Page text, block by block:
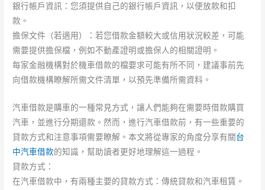
銀行帳戶資訊：您須提供自己的銀行帳戶資訊，以便放款和扣
款。
擔保文件（若適用）：若您借款金額較大或信用狀況較差，可能
需要提供擔保檔，例如不動產證明或擔保人的相關證明。
每家金融機構對於機車借款的檔要求可能有所不同，建議事前先
向借款機構瞭解所需文件清單，以預先準備所需資料。
汽車借款是購車的一種常見方式，讓人們能夠在需要時借款購買
汽車，並進行分期還款。然而，進行汽車借款前，有一些重要的
貸款方式和注意事項需要瞭解。本文將從專家的角度分享有關台
中汽車借款的知識，幫助讀者更好地理解這一過程。
貸款方式：
在汽車借款中，有兩種主要的貸款方式：傳統貸款和汽車租賃。